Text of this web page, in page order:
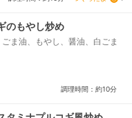
のもやし炒め
ま油、もやし、醤油、白ごま
調理時間：約10分